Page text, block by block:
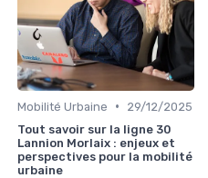
Mobilité Urbaine •
29/12/2025
Tout savoir sur la ligne 30
Lannion Morlaix : enjeux et
perspectives pour la mobilité
urbaine